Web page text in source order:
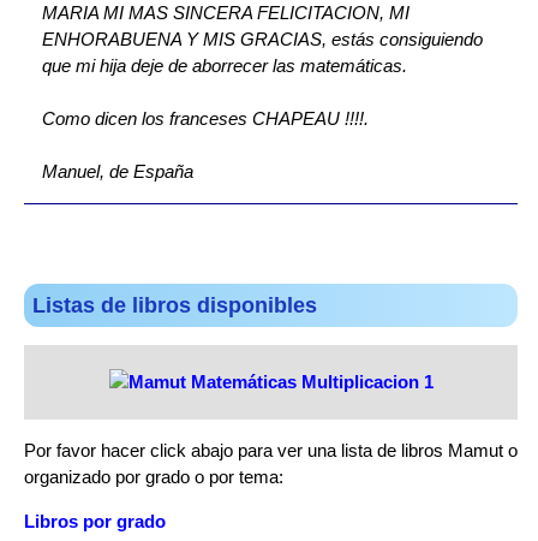
MARIA MI MAS SINCERA FELICITACION, MI
ENHORABUENA Y MIS GRACIAS, estás consiguiendo
que mi hija deje de aborrecer las matemáticas.
Como dicen los franceses CHAPEAU !!!!.
Manuel, de España
Listas de libros disponibles
Por favor hacer click abajo para ver una lista de libros Mamut o
organizado por grado o por tema:
Libros por grado